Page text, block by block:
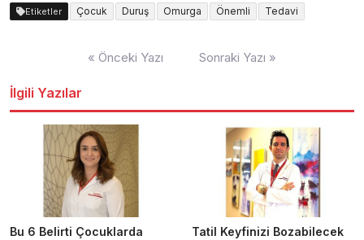
Etiketler Çocuk Duruş Omurga Önemli Tedavi
« Önceki Yazı Sonraki Yazı »
İlgili Yazılar
Bu 6 Belirti Çocuklarda
Tatil Keyfinizi Bozabilecek